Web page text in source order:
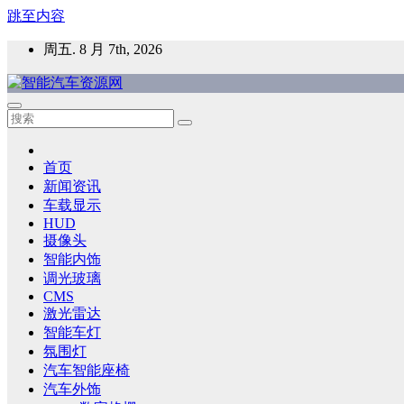
跳至内容
周五. 8 月 7th, 2026
智能汽车资源网
智能表面，智能内饰，新能源汽车，HMI，人车交互，智能车
首页
新闻资讯
车载显示
HUD
摄像头
智能内饰
调光玻璃
CMS
激光雷达
智能车灯
氛围灯
汽车智能座椅
汽车外饰